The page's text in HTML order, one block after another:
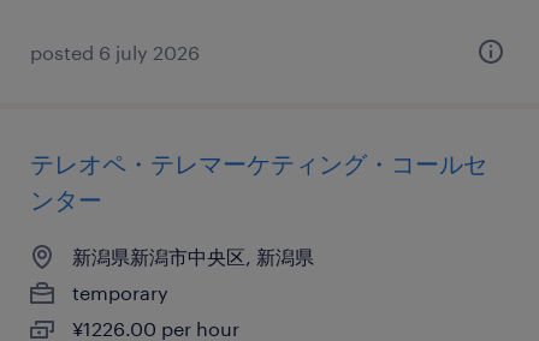
posted 6 july 2026
テレオペ・テレマーケティング・コールセ
ンター
新潟県新潟市中央区, 新潟県
temporary
¥1226.00 per hour